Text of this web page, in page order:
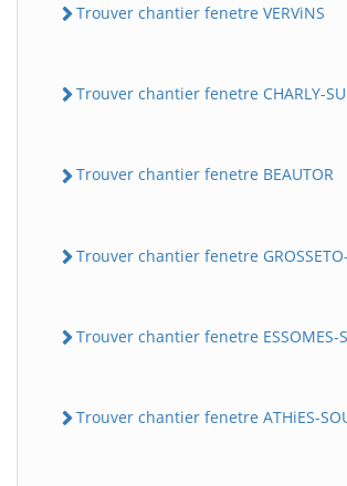
Trouver chantier fenetre VERViNS
Trouver chantier fenetre CHARLY-
Trouver chantier fenetre BEAUTOR
Trouver chantier fenetre
Trouver chantier fenetre ESSOMES-
Trouver chantier fenetre ATHiES-